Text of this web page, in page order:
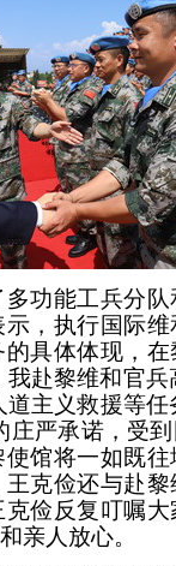
能工兵分队
，执行国际
具体体现，
赴黎维和官兵
道主义救援等
庄严承诺，受
馆将一如既
克俭还与赴
俭反复叮嘱
亲人放心。